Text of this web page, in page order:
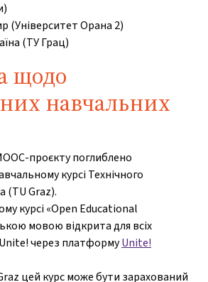
(Університет Орана 2)
(ТУ Грац)
щодо
навчальних
проєкту поглиблено
курсі Технічного
(TU Graz).
курсі «Open Educational
мовою відкрита для всіх
Unite! через платформуUnite!
цей курс може бути зарахований